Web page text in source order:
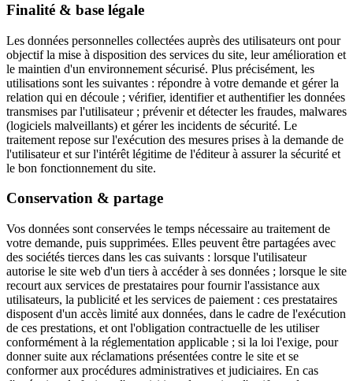
Finalité & base légale
Les données personnelles collectées auprès des utilisateurs ont pour
objectif la mise à disposition des services du site, leur amélioration et
le maintien d'un environnement sécurisé. Plus précisément, les
utilisations sont les suivantes : répondre à votre demande et gérer la
relation qui en découle ; vérifier, identifier et authentifier les données
transmises par l'utilisateur ; prévenir et détecter les fraudes, malwares
(logiciels malveillants) et gérer les incidents de sécurité. Le
traitement repose sur l'exécution des mesures prises à la demande de
l'utilisateur et sur l'intérêt légitime de l'éditeur à assurer la sécurité et
le bon fonctionnement du site.
Conservation & partage
Vos données sont conservées le temps nécessaire au traitement de
votre demande, puis supprimées. Elles peuvent être partagées avec
des sociétés tierces dans les cas suivants : lorsque l'utilisateur
autorise le site web d'un tiers à accéder à ses données ; lorsque le site
recourt aux services de prestataires pour fournir l'assistance aux
utilisateurs, la publicité et les services de paiement : ces prestataires
disposent d'un accès limité aux données, dans le cadre de l'exécution
de ces prestations, et ont l'obligation contractuelle de les utiliser
conformément à la réglementation applicable ; si la loi l'exige, pour
donner suite aux réclamations présentées contre le site et se
conformer aux procédures administratives et judiciaires. En cas